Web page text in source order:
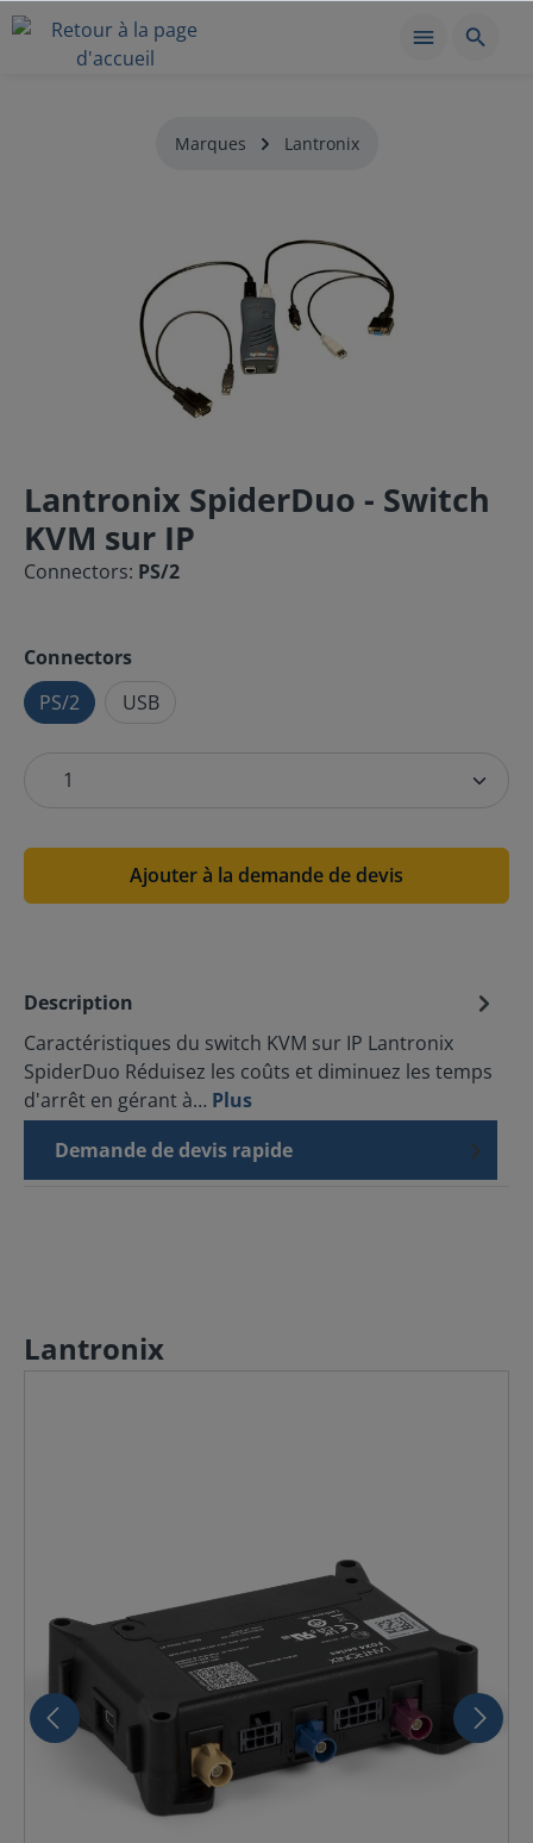
Marques Lantronix
Lantronix SpiderDuo - Switch
KVM sur IP
Connectors: PS/2
Connectors
PS/2
USB
Ajouter à la demande de devis
Description
Caractéristiques du switch KVM sur IP Lantronix
SpiderDuo Réduisez les coûts et diminuez les temps
d'arrêt en gérant à… Plus
Demande de devis rapide
Lantronix